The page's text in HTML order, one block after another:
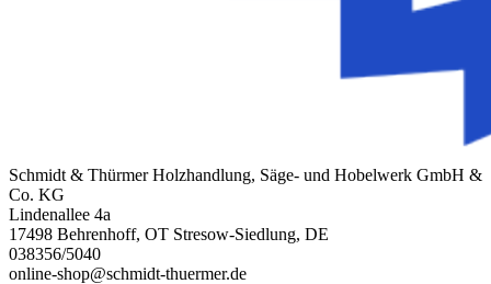
Schmidt & Thürmer Holzhandlung, Säge- und Hobelwerk GmbH &
Co. KG
Lindenallee 4a
17498 Behrenhoff, OT Stresow-Siedlung, DE
038356/5040
online-shop@schmidt-thuermer.de